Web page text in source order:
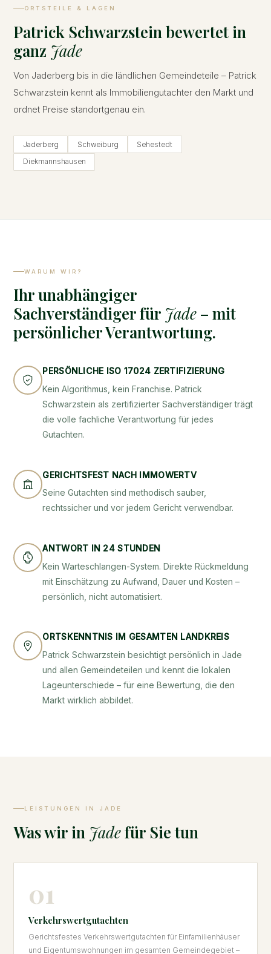
ORTSTEILE & LAGEN
Patrick Schwarzstein bewertet in
ganz Jade
Von Jaderberg bis in die ländlichen Gemeindeteile – Patrick
Schwarzstein kennt als Immobiliengutachter den Markt und
ordnet Preise standortgenau ein.
Jaderberg Schweiburg Sehestedt
Diekmannshausen
WARUM WIR?
Ihr unabhängiger
Sachverständiger für Jade – mit
persönlicher Verantwortung.
PERSÖNLICHE ISO 17024 ZERTIFIZIERUNG
Kein Algorithmus, kein Franchise. Patrick
Schwarzstein als zertifizierter Sachverständiger trägt
die volle fachliche Verantwortung für jedes
Gutachten.
GERICHTSFEST NACH IMMOWERTV
Seine Gutachten sind methodisch sauber,
rechtssicher und vor jedem Gericht verwendbar.
ANTWORT IN 24 STUNDEN
Kein Warteschlangen-System. Direkte Rückmeldung
mit Einschätzung zu Aufwand, Dauer und Kosten –
persönlich, nicht automatisiert.
ORTSKENNTNIS IM GESAMTEN LANDKREIS
Patrick Schwarzstein besichtigt persönlich in Jade
und allen Gemeindeteilen und kennt die lokalen
Lageunterschiede – für eine Bewertung, die den
Markt wirklich abbildet.
LEISTUNGEN IN JADE
Was wir in Jadefür Sie tun
01
Verkehrswertgutachten
Gerichtsfestes Verkehrswertgutachten für Einfamilienhäuser
und Eigentumswohnungen im gesamten Gemeindegebiet –